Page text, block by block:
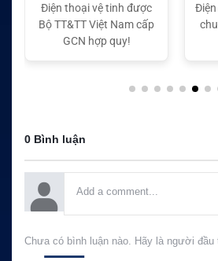
Điện thoại vệ tinh được
Bộ TT&TT Việt Nam cấp
GCN hợp quy!
0 Bình luận
Chưa có bình luận nào. Hãy là người đầu